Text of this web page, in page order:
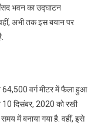
भवन का उद्घाटन
वहीं, अभी तक इस बयान पर
वर्ग मीटर में फैला हुआ
10 दिसंबर, 2020 को रखी
में बनाया गया है. वहीं, इसे